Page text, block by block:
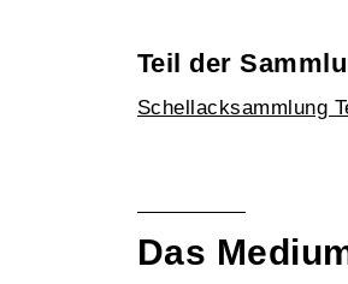
Teil der
Schellacksammlung
Das